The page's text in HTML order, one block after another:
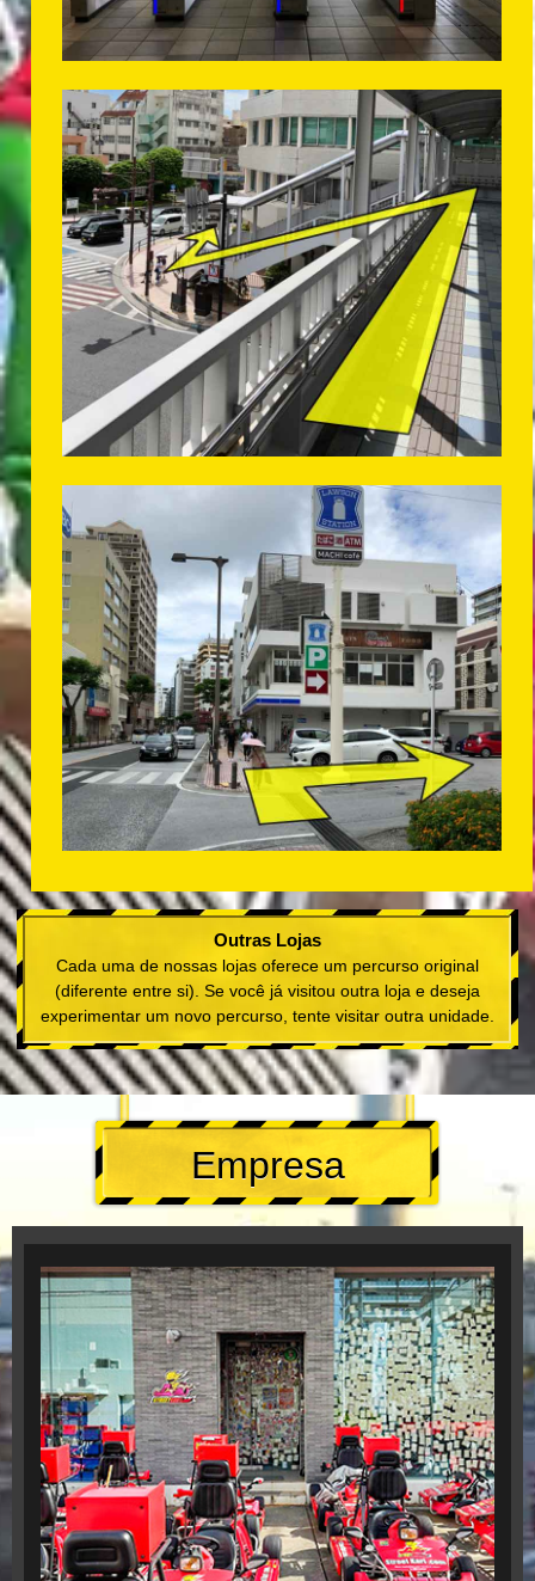
Outras Lojas
Cada uma de nossas lojas oferece um percurso original
(diferente entre si). Se você já visitou outra loja e deseja
experimentar um novo percurso, tente visitar outra unidade.
Empresa